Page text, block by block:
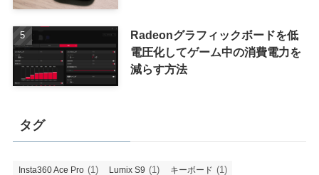
Radeonグラフィックボードを低
電圧化してゲーム中の消費電力を
減らす方法
タグ
Insta360 Ace Pro (1) Lumix S9 (1) キーボード (1)